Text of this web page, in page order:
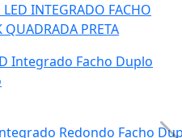
INTEGRADO FACHO
PRETA
Integrado Facho Duplo